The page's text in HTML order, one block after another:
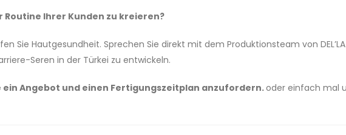
Routine Ihrer Kunden zu kreieren?
Sie Hautgesundheit. Sprechen Sie direkt mit dem Produktionsteam von DEL’LA
Seren in der Türkei zu entwickeln.
Angebot und einen Fertigungszeitplan anzufordern.oder einfach mal